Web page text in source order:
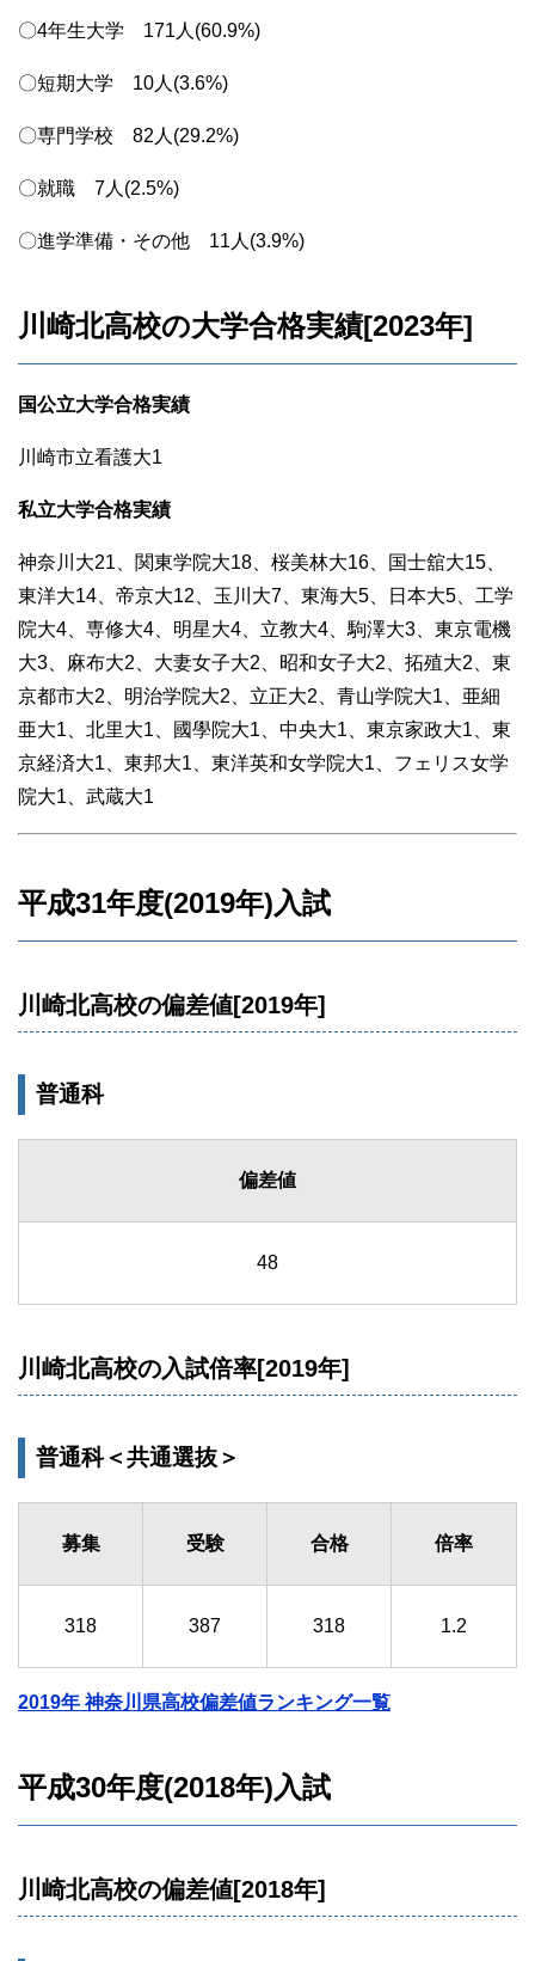
〇4年生大学 171人(60.9%)
〇短期大学 10人(3.6%)
〇専門学校 82人(29.2%)
〇就職 7人(2.5%)
〇進学準備・その他 11人(3.9%)
川崎北高校の大学合格実績[2023年]
国公立大学合格実績
川崎市立看護大1
私立大学合格実績
神奈川大21、関東学院大18、桜美林大16、国士舘大15、
東洋大14、帝京大12、玉川大7、東海大5、日本大5、工学
院大4、専修大4、明星大4、立教大4、駒澤大3、東京電機
大3、麻布大2、大妻女子大2、昭和女子大2、拓殖大2、東
京都市大2、明治学院大2、立正大2、青山学院大1、亜細
亜大1、北里大1、國學院大1、中央大1、東京家政大1、東
京経済大1、東邦大1、東洋英和女学院大1、フェリス女学
院大1、武蔵大1
平成31年度(2019年)入試
川崎北高校の偏差値[2019年]
普通科
偏差値
48
川崎北高校の入試倍率[2019年]
普通科＜共通選抜＞
募集 受験 合格 倍率
318 387 318 1.2
2019年 神奈川県高校偏差値ランキング一覧
平成30年度(2018年)入試
川崎北高校の偏差値[2018年]